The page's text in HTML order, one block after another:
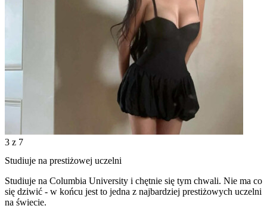
3 z 7
Studiuje na prestiżowej uczelni
Studiuje na Columbia University i chętnie się tym chwali. Nie ma co
się dziwić - w końcu jest to jedna z najbardziej prestiżowych uczelni
na świecie.